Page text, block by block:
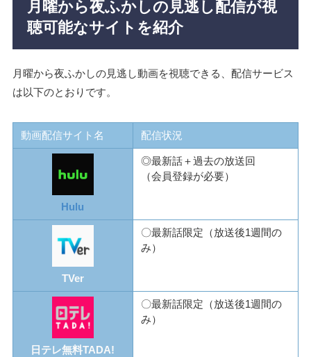
月曜から夜ふかしの見逃し配信が視
聴可能なサイトを紹介
月曜から夜ふかしの見逃し動画を視聴できる、配信サービス
は以下のとおりです。
動画配信サイト名 配信状況
Hulu
◎最新話＋過去の放送回
（会員登録が必要）
TVer
〇最新話限定（放送後1週間の
み）
日テレ無料TADA!
〇最新話限定（放送後1週間の
み）